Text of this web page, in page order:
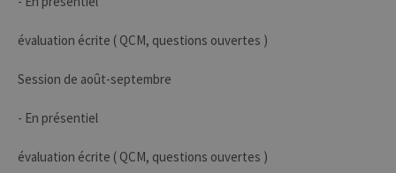
évaluation écrite ( QCM, questions ouvertes )
Session de août-septembre
- En présentiel
évaluation écrite ( QCM, questions ouvertes )